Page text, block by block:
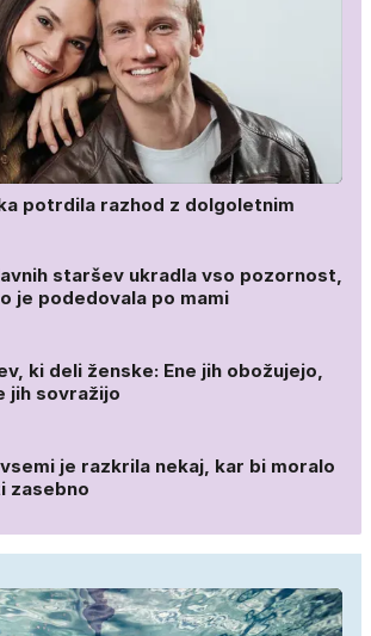
potrdila razhod z dolgoletnim
staršev ukradla vso pozornost,
je podedovala po mami
ki deli ženske: Ene jih obožujejo,
jih sovražijo
je razkrila nekaj, kar bi moralo
zasebno